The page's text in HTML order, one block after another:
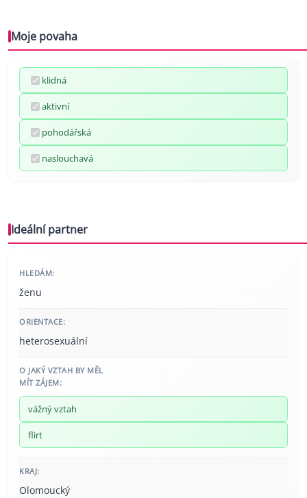
Moje povaha
klidná
aktivní
pohodářská
naslouchavá
Ideální partner
HLEDÁM:
ženu
ORIENTACE:
heterosexuální
O JAKÝ VZTAH BY MĚL
MÍT ZÁJEM:
vážný vztah
flirt
KRAJ:
Olomoucký